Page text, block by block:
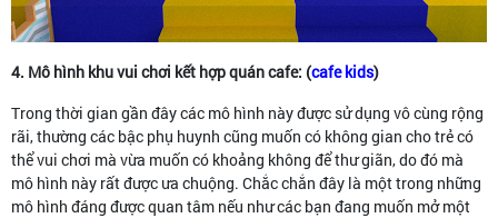
4. Mô hình khu vui chơi kết hợp quán cafe: (cafe kids)
Trong thời gian gần đây các mô hình này được sử dụng vô cùng rộng
rãi, thường các bậc phụ huynh cũng muốn có không gian cho trẻ có
thể vui chơi mà vừa muốn có khoảng không để thư giãn, do đó mà
mô hình này rất được ưa chuộng. Chắc chắn đây là một trong những
mô hình đáng được quan tâm nếu như các bạn đang muốn mở một